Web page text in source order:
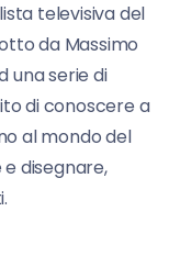
televisiva del
da Massimo
una serie di
di conoscere a
al mondo del
disegnare,